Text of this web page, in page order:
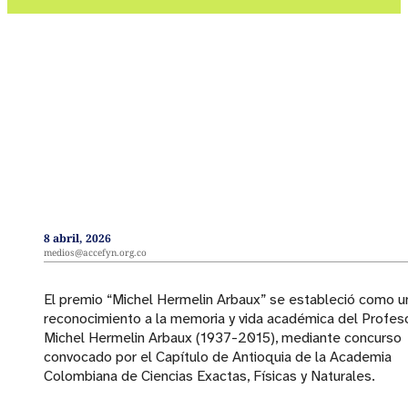
8 abril, 2026
medios@accefyn.org.co
El premio “Michel Hermelin Arbaux” se estableció como
reconocimiento a la memoria y vida académica del
Michel Hermelin Arbaux (1937-2015), mediante concurso
convocado por el Capítulo de Antioquia de la Academia
Colombiana de Ciencias Exactas, Físicas y Naturales.